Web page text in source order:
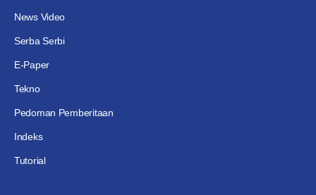
News Video
Serba Serbi
E-Paper
Tekno
Pedoman Pemberitaan
Indeks
Tutorial